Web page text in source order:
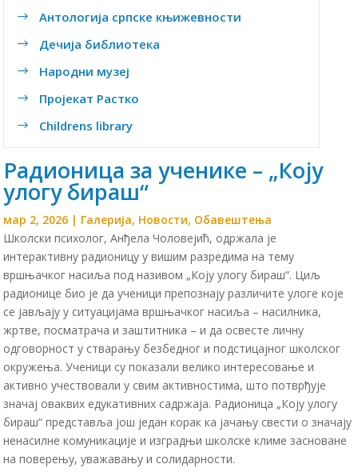
$ Антологија српске књижевности
$ Дечија библиотека
$ Народни музеј
$ Пројекат Растко
$ Childrens library
Радионица за ученике – „Коју
улогу бираш“
мар 2, 2026 | Галерија, Новости, Обавештења
Школски психолог, Анђела Чоловејић, одржала је
интерактивну радионицу у вишим разредима на тему
вршњачког насиља под називом „Коју улогу бираш“. Циљ
радионице био је да ученици препознају различите улоге које
се јављају у ситуацијама вршњачког насиља – насилника,
жртве, посматрача и заштитника – и да освесте личну
одговорност у стварању безбедног и подстицајног школског
окружења. Ученици су показали велико интересовање и
активно учествовали у свим активностима, што потврђује
значај оваквих едукативних садржаја. Радионица „Коју улогу
бираш“ представља још један корак ка јачању свести о значају
ненасилне комуникације и изградњи школске климе засноване
на поверењу, уважавању и солидарности.